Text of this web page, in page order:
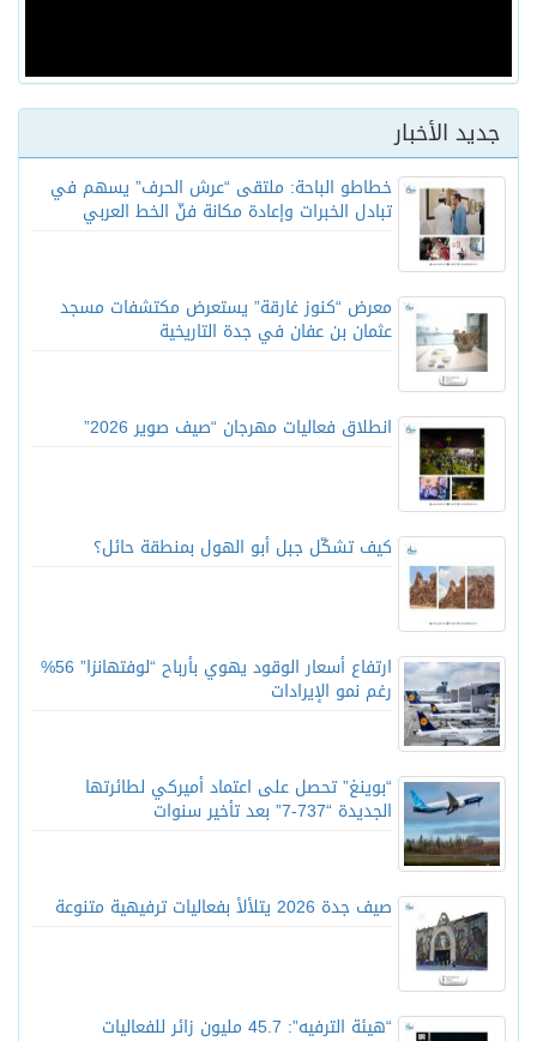
جديد الأخبار
خطاطو الباحة: ملتقى “عرش الحرف” يسهم في
تبادل الخبرات وإعادة مكانة فنّ الخط العربي
معرض “كنوز غارقة” يستعرض مكتشفات مسجد
عثمان بن عفان في جدة التاريخية
انطلاق فعاليات مهرجان “صيف صوير 2026”
كيف تشكّل جبل أبو الهول بمنطقة حائل؟
ارتفاع أسعار الوقود يهوي بأرباح “لوفتهانزا” 56%
رغم نمو الإيرادات
“بوينغ” تحصل على اعتماد أميركي لطائرتها
الجديدة “737-7” بعد تأخير سنوات
صيف جدة 2026 يتلألأ بفعاليات ترفيهية متنوعة
“هيئة الترفيه”: 45.7 مليون زائر للفعاليات